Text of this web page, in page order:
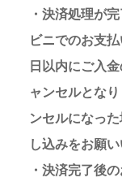
・決済処理が
ビニでのお支
日以内にご入
ャンセルとな
ンセルになっ
し込みをお願い
・決済完了後